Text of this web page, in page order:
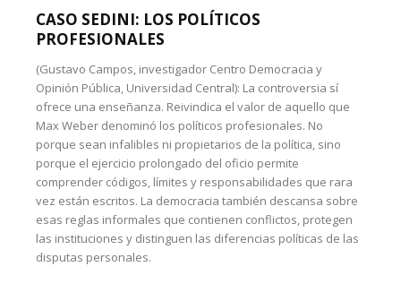
CASO SEDINI: LOS POLÍTICOS
PROFESIONALES
(Gustavo Campos, investigador Centro Democracia y
Opinión Pública, Universidad Central): La controversia sí
ofrece una enseñanza. Reivindica el valor de aquello que
Max Weber denominó los políticos profesionales. No
porque sean infalibles ni propietarios de la política, sino
porque el ejercicio prolongado del oficio permite
comprender códigos, límites y responsabilidades que rara
vez están escritos. La democracia también descansa sobre
esas reglas informales que contienen conflictos, protegen
las instituciones y distinguen las diferencias políticas de las
disputas personales.